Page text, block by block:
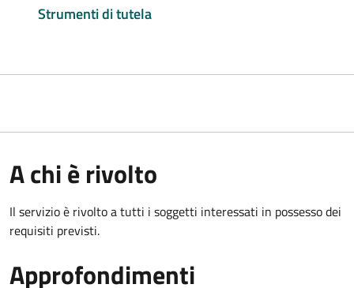
Strumenti di tutela
A chi è rivolto
Il servizio è rivolto a tutti i soggetti interessati in possesso dei
requisiti previsti.
Approfondimenti